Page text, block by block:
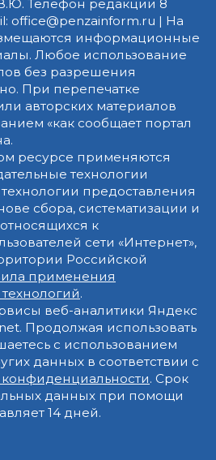
Телефон редакции 8
office@penzainform.ru | На
информационные
Любое использование
без разрешения
При перепечатке
авторских материалов
«как сообщает портал
ресурсе применяются
технологии
предоставления
сбора, систематизации и
к
сети «Интернет»,
Российской
применения
.
веб-аналитики Яндекс
Продолжая использовать
с использованием
данных в соответствии с
. Срок
данных при помощи
14 дней.